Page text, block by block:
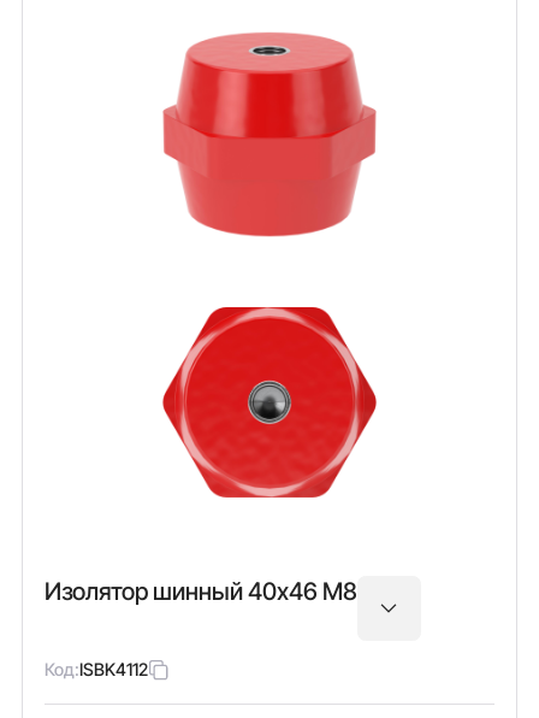
Изолятор шинный 40х46 М8
Код:ISBK4112